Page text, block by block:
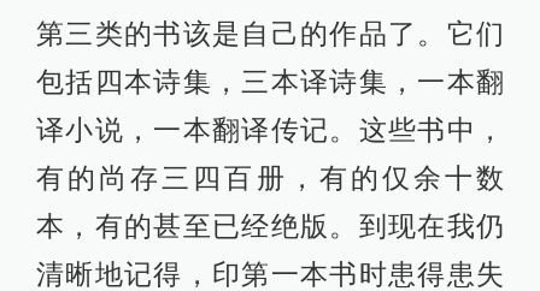
第三类的书该是自己的作品了。它们
包括四本诗集，三本译诗集，一本翻
译小说，一本翻译传记。这些书中，
有的尚存三四百册，有的仅余十数
本，有的甚至已经绝版。到现在我仍
清晰地记得，印第一本书时患得患失